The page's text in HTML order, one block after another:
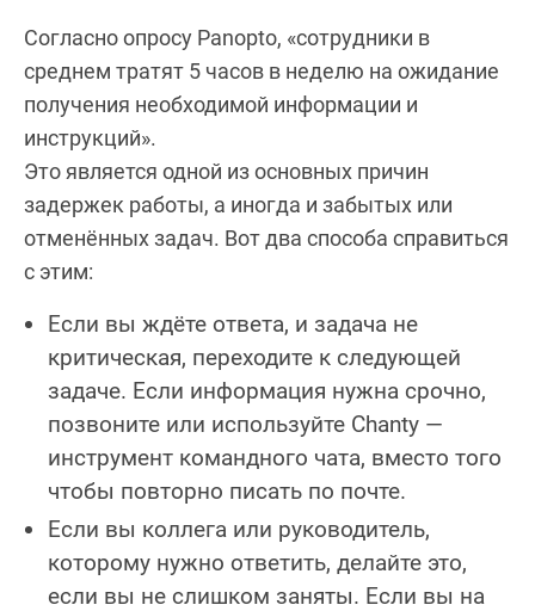
Согласно опросу Panopto, «сотрудники в
среднем тратят 5 часов в неделю на ожидание
получения необходимой информации и
инструкций».
Это является одной из основных причин
задержек работы, а иногда и забытых или
отменённых задач. Вот два способа справиться
с этим:
Если вы ждёте ответа, и задача не
критическая, переходите к следующей
задаче. Если информация нужна срочно,
позвоните или используйте Chanty —
инструмент командного чата, вместо того
чтобы повторно писать по почте.
Если вы коллега или руководитель,
которому нужно ответить, делайте это,
если вы не слишком заняты. Если вы на